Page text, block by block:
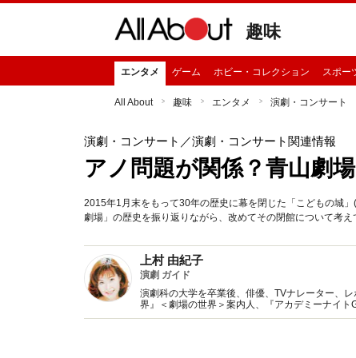
趣味
エンタメ ゲーム ホビー・コレクション スポー
All About 趣味 エンタメ 演劇・コンサート
演劇・コンサート ／演劇・コンサート関連情報
アノ問題が関係？青山劇
2015年1月末をもって30年の歴史に幕を閉じた「こどもの城
劇場」の歴史を振り返りながら、改めてその閉館について考え
上村 由紀子
演劇 ガイド
演劇科の大学を卒業後、俳優、TVナレーター、
界』＜劇場の世界＞案内人、『アカデミーナイ
ター』舞台オーサー。演劇・ミュージカル関連の